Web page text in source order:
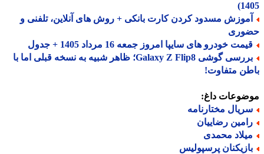
مسدود کردن کارت بانکی + روش های آنلاین، تلفنی و
خودرو های سایپا امروز جمعه 16 مرداد 1405 + جدول
بررسی گوشی Galaxy Z Flip8؛ ظاهر شبیه به نسخه قبلی اما با
متفاوت!
داغ:
مختارنامه
رضاییان
محمدی
پرسپولیس